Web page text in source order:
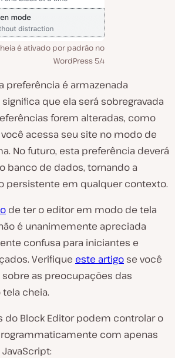
é ativado por padrão no
WordPress 5.4
preferência é armazenada
que ela será sobregravada
forem alteradas, como
acessa seu site no modo de
No futuro, esta preferência deverá
banco de dados, tornando a
persistente em qualquer contexto.
de ter o editor em modo de tela
é unanimemente apreciada
confusa para iniciantes e
Verifique este artigo se você
as preocupações das
cheia.
do Block Editor podem controlar o
com apenas